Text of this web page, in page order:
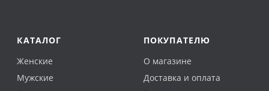
КАТАЛОГ
Женские
Мужские
ПОКУПАТЕЛЮ
О магазине
Доставка и оплата